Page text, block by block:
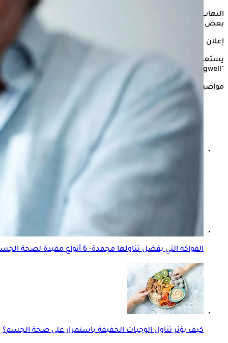
التهاب
من المشاكل الصحية التي يمكن التعرض لها
بعض الأعراض المزعجة مما يستوجب استشارة الطبيب المختص.
إعلان
يستعرض " الكونسلتو" في التقرير التالي أبرز العادات الصباحية
"eatingwell".
مواضيع ذات صلة
ما الذي يزيد الدهون في الجسم؟- خبير تغذية يجيب "فيديو"
الفواكه التي يفضل تناولها مجمدة- 6 أنواع مفيدة لصحة الجسم
كيف يؤثر تناول الوجبات الخفيفة باستمرار على صحة الجسم؟